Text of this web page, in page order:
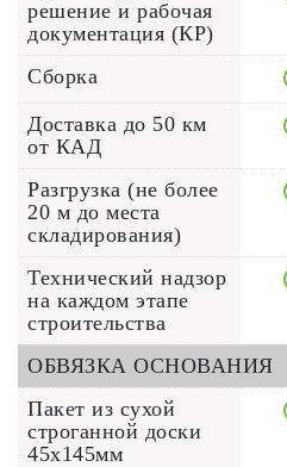
решение и рабочая
документация (КР)
Сборка
Доставка до 50 км
от КАД
Разгрузка (не более
20 м до места
складирования)
Технический надзор
на каждом этапе
строительства
ОБВЯЗКА ОСНОВАНИЯ
Пакет из сухой
строганной доски
45х145мм